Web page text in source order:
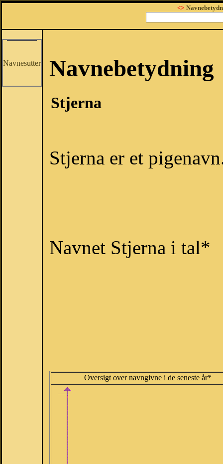
<>
Navnesutter Navnebetydning
Stjerna
Stjerna er et
Navnet Stjerna i tal*
Oversigt over navngivne i de seneste år*